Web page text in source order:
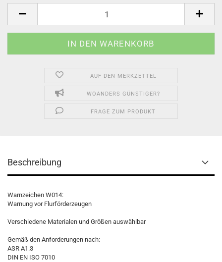
AUF DEN MERKZETTEL
WOANDERS GÜNSTIGER?
FRAGE ZUM PRODUKT
Beschreibung
Warnzeichen W014:
Warnung vor Flurförderzeugen
Verschiedene Materialen und Größen auswählbar
Gemäß den Anforderungen nach:
ASR A1.3
DIN EN ISO 7010